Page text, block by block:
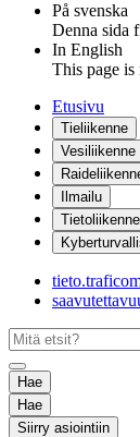
På svenska
Denna sida
In English
This page
Etusivu
Tieliikenne
Vesiliikenne
Ilmailu
Tietoliikenne
Hae
Hae
Siirry asiointiin